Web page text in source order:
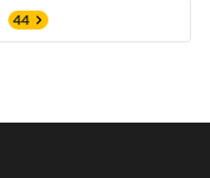
44